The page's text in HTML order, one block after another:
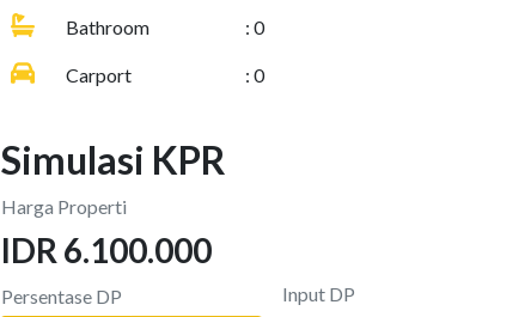
Bathroom : 0
Carport : 0
Simulasi KPR
Harga Properti
IDR 6.100.000
Persentase DP
Input DP